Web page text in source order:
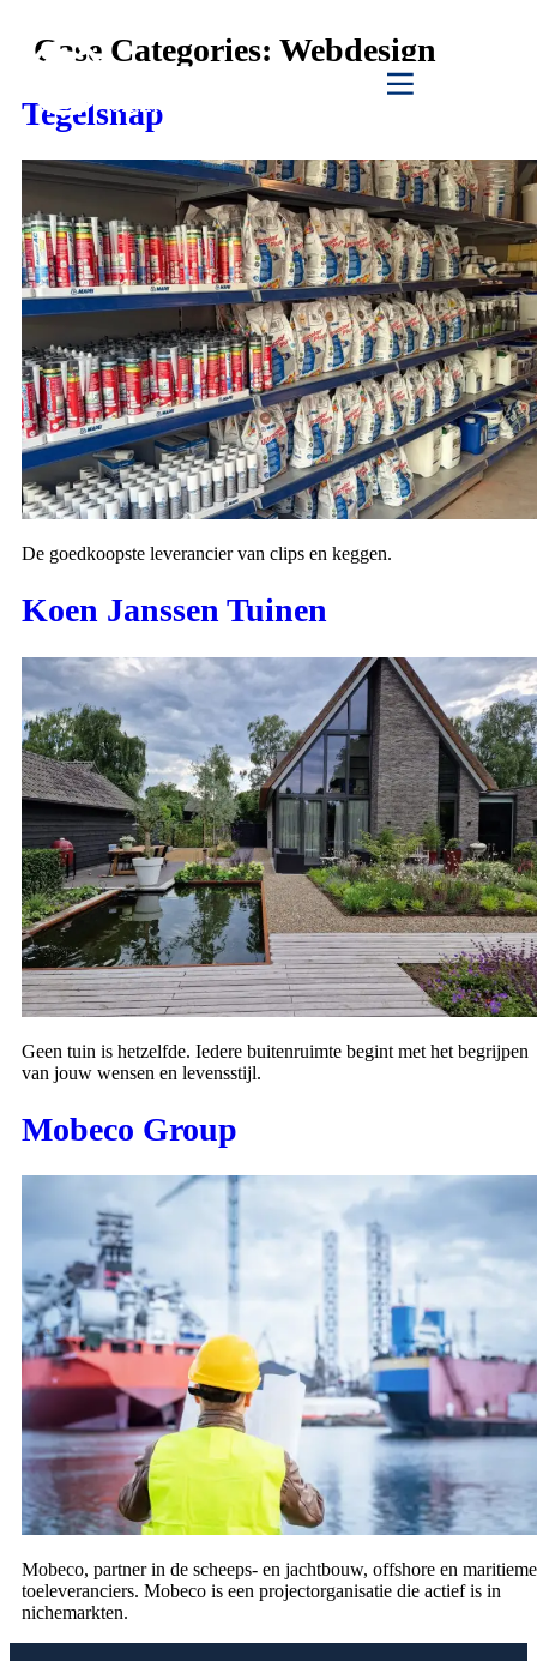
Case Categories: Webdesign
Tegelsnap
De goedkoopste leverancier van clips en keggen.
Koen Janssen Tuinen
Geen tuin is hetzelfde. Iedere buitenruimte begint met het begrijpen
van jouw wensen en levensstijl.
Mobeco Group
Mobeco, partner in de scheeps- en jachtbouw, offshore en maritieme
toeleveranciers. Mobeco is een projectorganisatie die actief is in
nichemarkten.